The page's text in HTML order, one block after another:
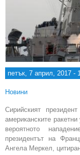
петък, 7 април, 2017 -
Новини
Сирийският
американските
вероятното
президентът на
Ангела Меркел,